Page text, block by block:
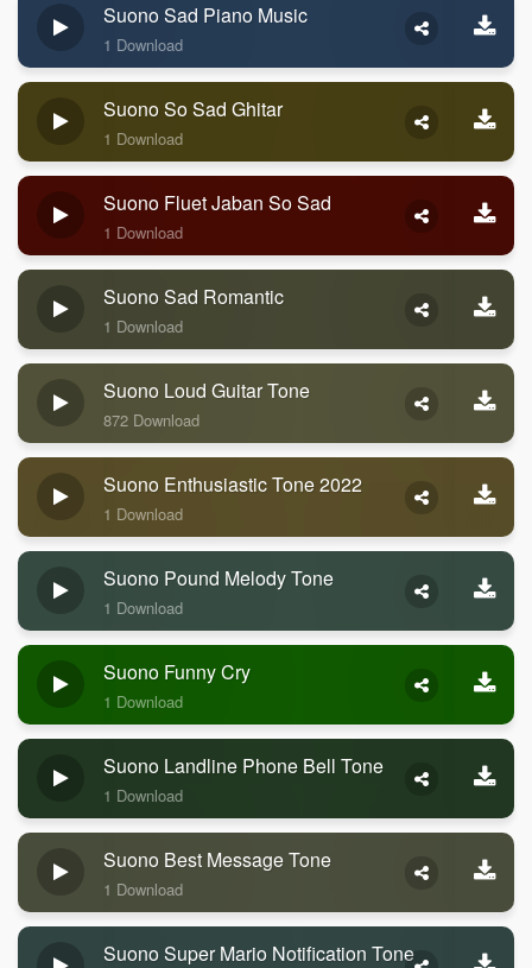
Suono Sad Piano Music
1 Download
Suono So Sad Ghitar
1 Download
Suono Fluet Jaban So Sad
1 Download
Suono Sad Romantic
1 Download
Suono Loud Guitar Tone
872 Download
Suono Enthusiastic Tone 2022
1 Download
Suono Pound Melody Tone
1 Download
Suono Funny Cry
1 Download
Suono Landline Phone Bell Tone
1 Download
Suono Best Message Tone
1 Download
Suono Super Mario Notification Tone